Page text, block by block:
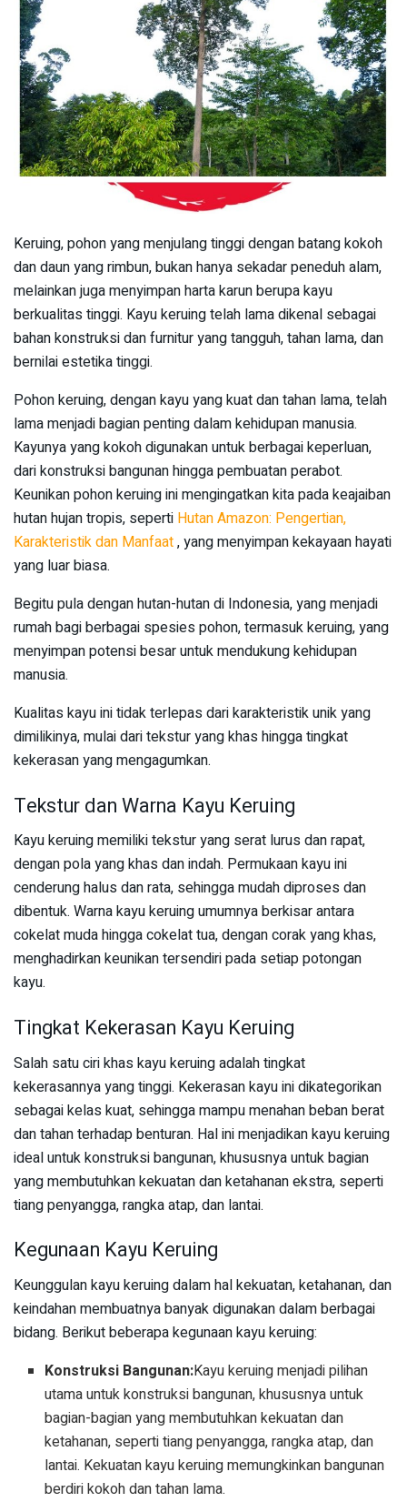
Keruing, pohon yang menjulang tinggi dengan batang kokoh
dan daun yang rimbun, bukan hanya sekadar peneduh alam,
melainkan juga menyimpan harta karun berupa kayu
berkualitas tinggi. Kayu keruing telah lama dikenal sebagai
bahan konstruksi dan furnitur yang tangguh, tahan lama, dan
bernilai estetika tinggi.
Pohon keruing, dengan kayu yang kuat dan tahan lama, telah
lama menjadi bagian penting dalam kehidupan manusia.
Kayunya yang kokoh digunakan untuk berbagai keperluan,
dari konstruksi bangunan hingga pembuatan perabot.
Keunikan pohon keruing ini mengingatkan kita pada keajaiban
hutan hujan tropis, seperti Hutan Amazon: Pengertian,
Karakteristik dan Manfaat, yang menyimpan kekayaan hayati
yang luar biasa.
Begitu pula dengan hutan-hutan di Indonesia, yang menjadi
rumah bagi berbagai spesies pohon, termasuk keruing, yang
menyimpan potensi besar untuk mendukung kehidupan
manusia.
Kualitas kayu ini tidak terlepas dari karakteristik unik yang
dimilikinya, mulai dari tekstur yang khas hingga tingkat
kekerasan yang mengagumkan.
Tekstur dan Warna Kayu Keruing
Kayu keruing memiliki tekstur yang serat lurus dan rapat,
dengan pola yang khas dan indah. Permukaan kayu ini
cenderung halus dan rata, sehingga mudah diproses dan
dibentuk. Warna kayu keruing umumnya berkisar antara
cokelat muda hingga cokelat tua, dengan corak yang khas,
menghadirkan keunikan tersendiri pada setiap potongan
kayu.
Tingkat Kekerasan Kayu Keruing
Salah satu ciri khas kayu keruing adalah tingkat
kekerasannya yang tinggi. Kekerasan kayu ini dikategorikan
sebagai kelas kuat, sehingga mampu menahan beban berat
dan tahan terhadap benturan. Hal ini menjadikan kayu keruing
ideal untuk konstruksi bangunan, khususnya untuk bagian
yang membutuhkan kekuatan dan ketahanan ekstra, seperti
tiang penyangga, rangka atap, dan lantai.
Kegunaan Kayu Keruing
Keunggulan kayu keruing dalam hal kekuatan, ketahanan, dan
keindahan membuatnya banyak digunakan dalam berbagai
bidang. Berikut beberapa kegunaan kayu keruing:
Konstruksi Bangunan:Kayu keruing menjadi pilihan
utama untuk konstruksi bangunan, khususnya untuk
bagian-bagian yang membutuhkan kekuatan dan
ketahanan, seperti tiang penyangga, rangka atap, dan
lantai. Kekuatan kayu keruing memungkinkan bangunan
berdiri kokoh dan tahan lama.